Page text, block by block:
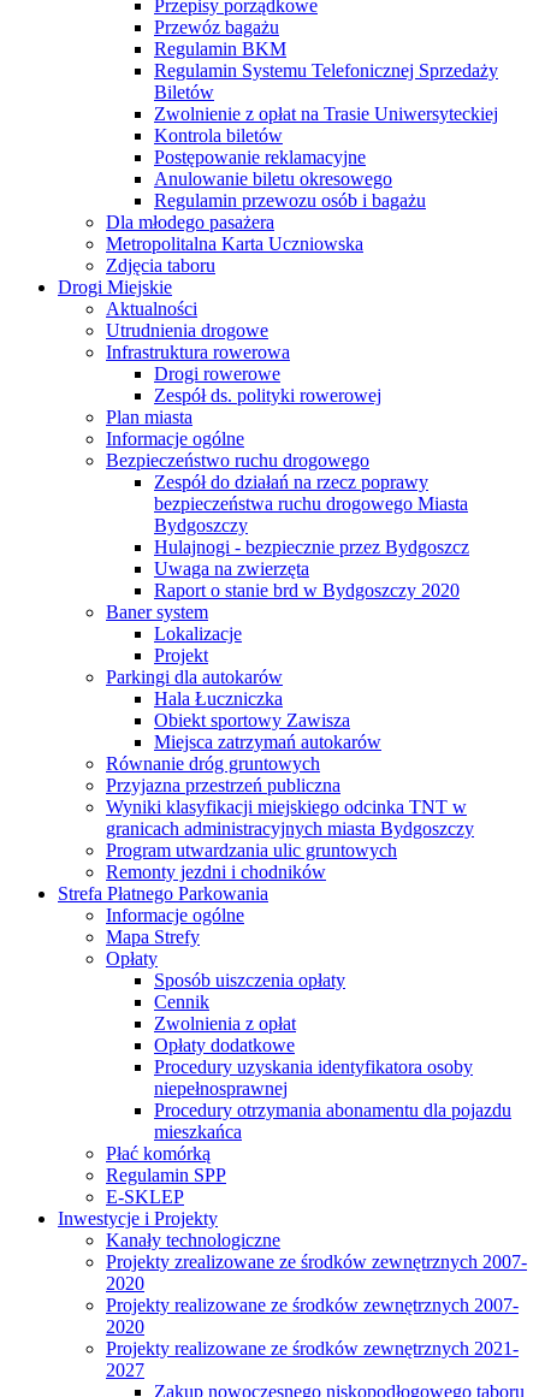
Przepisy porządkowe
Przewóz bagażu
Regulamin BKM
Regulamin Systemu Telefonicznej Sprzedaży
Biletów
Zwolnienie z opłat na Trasie Uniwersyteckiej
Kontrola biletów
Postępowanie reklamacyjne
Anulowanie biletu okresowego
Regulamin przewozu osób i bagażu
Dla młodego pasażera
Metropolitalna Karta Uczniowska
Zdjęcia taboru
Drogi Miejskie
Aktualności
Utrudnienia drogowe
Infrastruktura rowerowa
Drogi rowerowe
Zespół ds. polityki rowerowej
Plan miasta
Informacje ogólne
Bezpieczeństwo ruchu drogowego
Zespół do działań na rzecz poprawy
bezpieczeństwa ruchu drogowego Miasta
Bydgoszczy
Hulajnogi - bezpiecznie przez Bydgoszcz
Uwaga na zwierzęta
Raport o stanie brd w Bydgoszczy 2020
Baner system
Lokalizacje
Projekt
Parkingi dla autokarów
Hala Łuczniczka
Obiekt sportowy Zawisza
Miejsca zatrzymań autokarów
Równanie dróg gruntowych
Przyjazna przestrzeń publiczna
Wyniki klasyfikacji miejskiego odcinka TNT w
granicach administracyjnych miasta Bydgoszczy
Program utwardzania ulic gruntowych
Remonty jezdni i chodników
Strefa Płatnego Parkowania
Informacje ogólne
Mapa Strefy
Opłaty
Sposób uiszczenia opłaty
Cennik
Zwolnienia z opłat
Opłaty dodatkowe
Procedury uzyskania identyfikatora osoby
niepełnosprawnej
Procedury otrzymania abonamentu dla pojazdu
mieszkańca
Płać komórką
Regulamin SPP
E-SKLEP
Inwestycje i Projekty
Kanały technologiczne
Projekty zrealizowane ze środków zewnętrznych 2007-
2020
Projekty realizowane ze środków zewnętrznych 2007-
2020
Projekty realizowane ze środków zewnętrznych 2021-
2027
Zakup nowoczesnego niskopodłogowego taboru